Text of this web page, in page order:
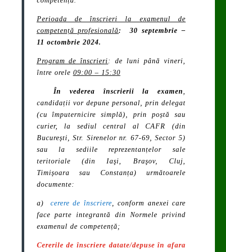
Perioada de înscrieri la examenul de
competență profesională:
30 septembrie –
11 octombrie 2024.
Program de înscrieri : de luni până vineri,
între orele 09:00 – 15:30
În vederea înscrierii la examen
candidații vor depune personal, prin delegat
(cu împuternicire simplă), prin poștă sau
curier, la sediul central al CAFR (din
București, Str. Sirenelor nr. 67-69, Sector 5)
sau la sediile reprezentanțelor sale
teritoriale (din Iaşi, Braşov, Cluj,
Timișoara sau Constanța) următoarele
documente:
a) cerere de înscriere , conform anexei care
face parte integrantă din Normele privind
examenul de competență;
Cererile de înscriere datate/depuse în afara